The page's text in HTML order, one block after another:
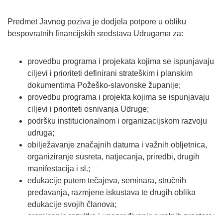
Predmet Javnog poziva je dodjela potpore u obliku
bespovratnih financijskih sredstava Udrugama za:
provedbu programa i projekata kojima se ispunjavaju
ciljevi i prioriteti definirani strateškim i planskim
dokumentima Požeško-slavonske županije;
provedbu programa i projekta kojima se ispunjavaju
ciljevi i prioriteti osnivanja Udruge;
podršku institucionalnom i organizacijskom razvoju
udruga;
obilježavanje značajnih datuma i važnih obljetnica,
organiziranje susreta, natjecanja, priredbi, drugih
manifestacija i sl.;
edukacije putem tečajeva, seminara, stručnih
predavanja, razmjene iskustava te drugih oblika
edukacije svojih članova;